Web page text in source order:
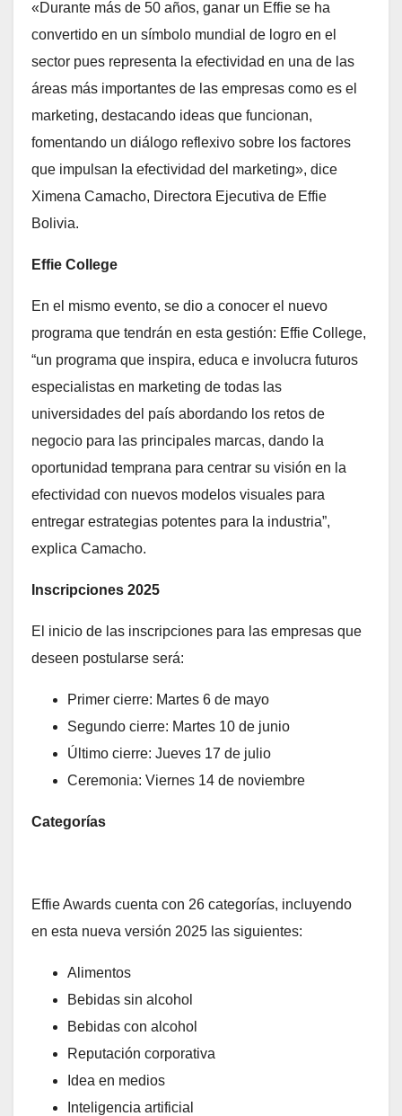
«Durante más de 50 años, ganar un Effie se ha
convertido en un símbolo mundial de logro en el
sector pues representa la efectividad en una de las
áreas más importantes de las empresas como es el
marketing, destacando ideas que funcionan,
fomentando un diálogo reflexivo sobre los factores
que impulsan la efectividad del marketing», dice
Ximena Camacho, Directora Ejecutiva de Effie
Bolivia.
Effie College
En el mismo evento, se dio a conocer el nuevo
programa que tendrán en esta gestión: Effie College,
“un programa que inspira, educa e involucra futuros
especialistas en marketing de todas las
universidades del país abordando los retos de
negocio para las principales marcas, dando la
oportunidad temprana para centrar su visión en la
efectividad con nuevos modelos visuales para
entregar estrategias potentes para la industria”,
explica Camacho.
Inscripciones 2025
El inicio de las inscripciones para las empresas que
deseen postularse será:
Primer cierre: Martes 6 de mayo
Segundo cierre: Martes 10 de junio
Último cierre: Jueves 17 de julio
Ceremonia: Viernes 14 de noviembre
Categorías
Effie Awards cuenta con 26 categorías, incluyendo
en esta nueva versión 2025 las siguientes:
Alimentos
Bebidas sin alcohol
Bebidas con alcohol
Reputación corporativa
Idea en medios
Inteligencia artificial